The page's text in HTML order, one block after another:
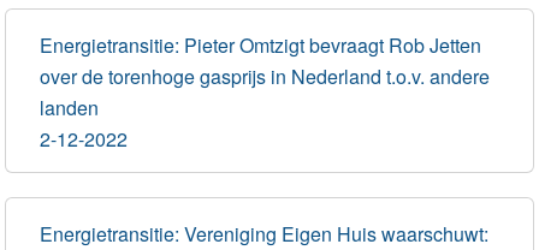
Energietransitie: Pieter Omtzigt bevraagt Rob Jetten
over de torenhoge gasprijs in Nederland t.o.v. andere
landen
2-12-2022
Energietransitie: Vereniging Eigen Huis waarschuwt: